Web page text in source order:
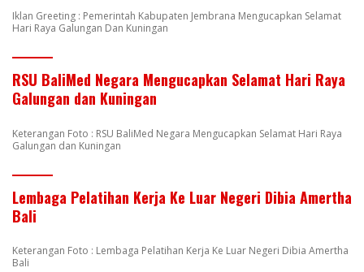
Iklan Greeting : Pemerintah Kabupaten Jembrana Mengucapkan Selamat
Hari Raya Galungan Dan Kuningan
RSU BaliMed Negara Mengucapkan Selamat Hari Raya
Galungan dan Kuningan
Keterangan Foto : RSU BaliMed Negara Mengucapkan Selamat Hari Raya
Galungan dan Kuningan
Lembaga Pelatihan Kerja Ke Luar Negeri Dibia Amertha
Bali
Keterangan Foto : Lembaga Pelatihan Kerja Ke Luar Negeri Dibia Amertha
Bali